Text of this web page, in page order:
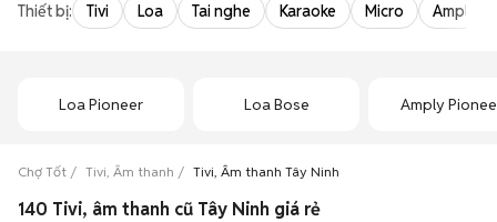
Thiết bị: Tivi Loa Tai nghe Karaoke Micro Amply
Loa Pioneer Loa Bose Amply
Chợ Tốt Tivi, Âm thanh Tivi, Âm thanh Tây Ninh
140 Tivi, âm thanh cũ Tây Ninh giá rẻ